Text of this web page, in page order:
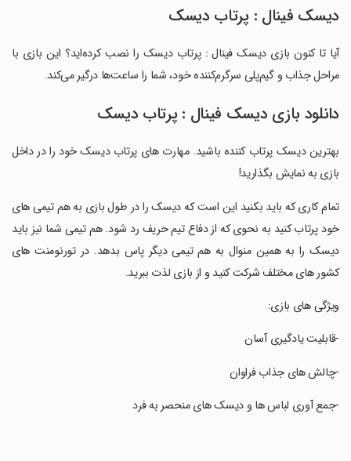
دیسک فینال : پرتاب دیسک
آیا تا کنون بازی دیسک فینال : پرتاب دیسک را نصب کرده‌اید؟ این بازی با
مراحل جذاب و گیم‌پلی سرگرم‌کننده خود، شما را ساعت‌ها درگیر می‌کند.
دانلود بازی دیسک فینال : پرتاب دیسک
بهترین دیسک پرتاب کننده باشید. مهارت های پرتاب دیسک خود را در داخل
بازی به نمایش بگذارید!
‏تمام کاری که باید بکنید این است که دیسک را در طول بازی به هم تیمی های
خود پرتاب کنید به نحوی که از دفاع تیم حریف رد شود. هم تیمی شما نیز باید
دیسک را به همین منوال به هم تیمی دیگر پاس بدهد. در تورنومنت های
کشور های مختلف شرکت کنید و از بازی لذت ببرید.
‏ویژگی های بازی:
‏-قابلیت یادگیری آسان
‏-چالش های جذاب فراوان
‏-جمع آوری لباس ها و دیسک های منحصر به فرد